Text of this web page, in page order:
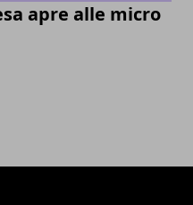
apre alle micro